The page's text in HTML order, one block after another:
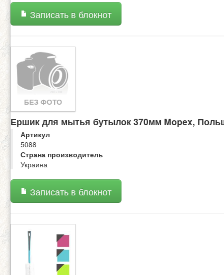
Записать в блокнот
Ершик для мытья бутылок 370мм Mopex,
Артикул
5088
Страна производитель
Украина
Записать в блокнот